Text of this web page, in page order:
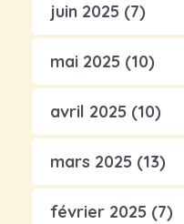
juin 2025 (7)
mai 2025 (10)
avril 2025 (10)
mars 2025 (13)
février 2025 (7)